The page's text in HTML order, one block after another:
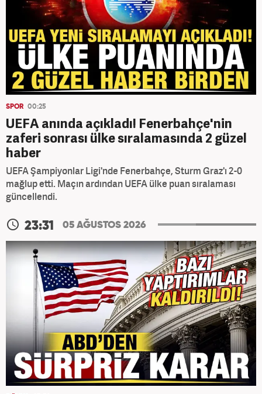
SPOR 00:25
UEFA anında açıkladı! Fenerbahçe'nin
zaferi sonrası ülke sıralamasında 2 güzel
haber
UEFA Şampiyonlar Ligi'nde Fenerbahçe, Sturm Graz'ı 2-0
mağlup etti. Maçın ardından UEFA ülke puan sıralaması
güncellendi.
23:31 05 AĞUSTOS 2026